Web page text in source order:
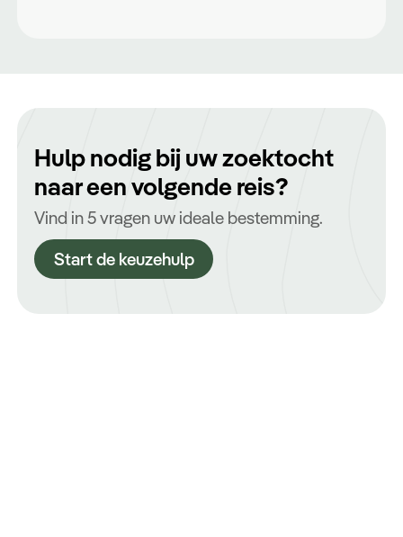
Hulp nodig bij uw zoektocht
naar een volgende reis?
Vind in 5 vragen uw ideale bestemming.
Start de keuzehulp